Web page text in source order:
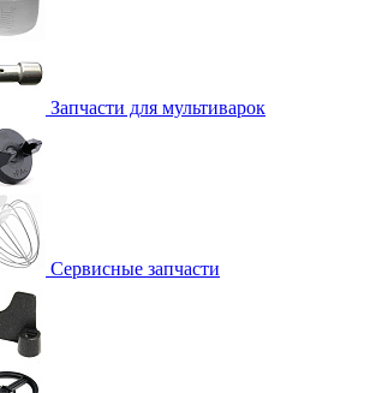
Запчасти для мультиварок
Сервисные запчасти